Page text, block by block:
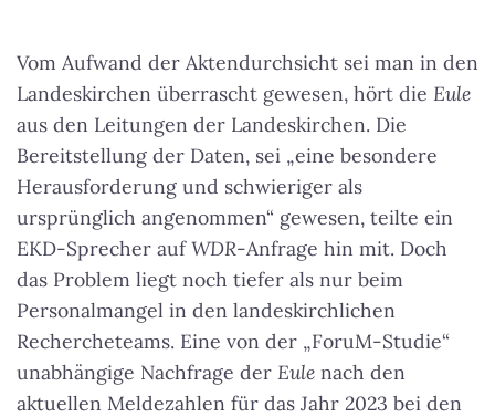
Vom Aufwand der Aktendurchsicht sei man in den
Landeskirchen überrascht gewesen, hört die Eule
aus den Leitungen der Landeskirchen. Die
Bereitstellung der Daten, sei „eine besondere
Herausforderung und schwieriger als
ursprünglich angenommen“ gewesen, teilte ein
EKD-Sprecher aufWDR-Anfrage hin mit. Doch
das Problem liegt noch tiefer als nur beim
Personalmangel in den landeskirchlichen
Rechercheteams. Eine von der „ForuM-Studie“
unabhängige Nachfrage der Eule nach den
aktuellen Meldezahlen für das Jahr 2023 bei den